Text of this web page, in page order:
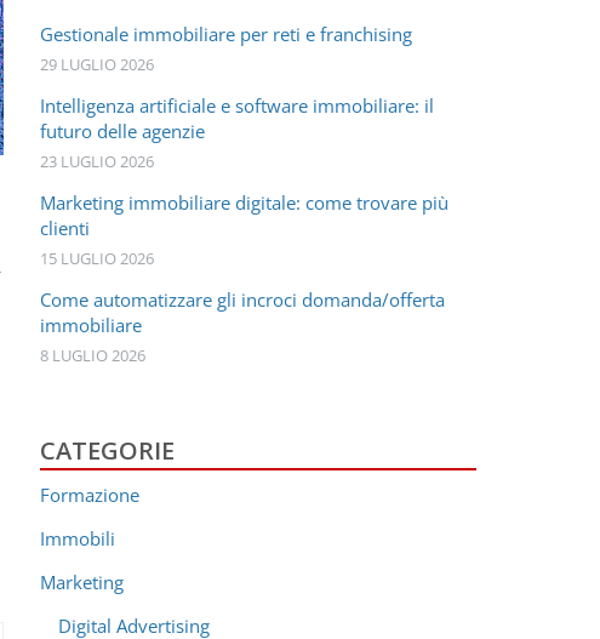
Gestionale immobiliare per reti e franchising
29 LUGLIO 2026
Intelligenza artificiale e software immobiliare: il
futuro delle agenzie
23 LUGLIO 2026
Marketing immobiliare digitale: come trovare più
clienti
15 LUGLIO 2026
Come automatizzare gli incroci domanda/offerta
immobiliare
8 LUGLIO 2026
CATEGORIE
Formazione
Immobili
Marketing
Digital Advertising